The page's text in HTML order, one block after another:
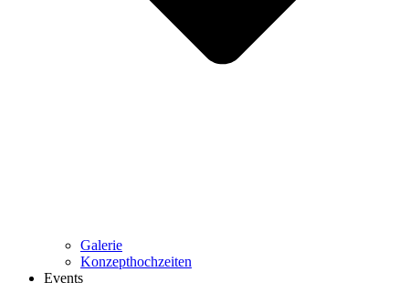
Galerie
Konzepthochzeiten
Events